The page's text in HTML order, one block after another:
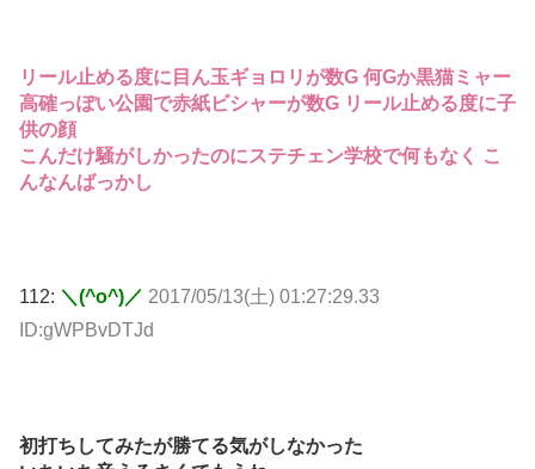
リール止める度に目ん玉ギョロリが数G 何Gか黒猫ミャー
高確っぽい公園で赤紙ビシャーが数G リール止める度に子
供の顔
こんだけ騒がしかったのにステチェン学校で何もなく こ
んなんばっかし
112: ＼(^o^)／ 2017/05/13(土) 01:27:29.33
ID:gWPBvDTJd
初打ちしてみたが勝てる気がしなかった